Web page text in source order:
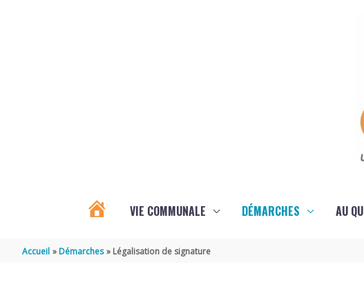
VIE COMMUNALE DÉMARCHES AU
Accueil Démarches Légalisation de signature